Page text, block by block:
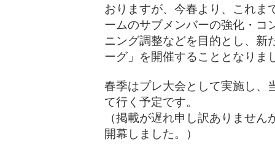
おりますが、今春より、これま
ームのサブメンバーの強化・コ
ニング調整などを目的とし、新
ーグ」を開催することとなりま
春季はプレ大会として実施し、
て行く予定です。
（掲載が遅れ申し訳ありませ
開幕しました。）